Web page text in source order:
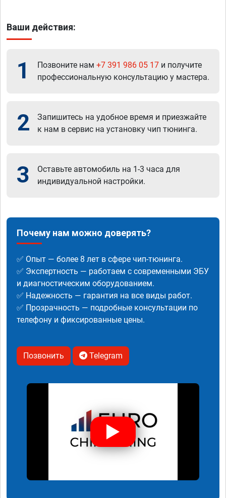
Ваши действия:
1 Позвоните нам +7 391 986 05 17 и получите
профессиональную консультацию у мастера.
2
Запишитесь на удобное время и приезжайте
к нам в сервис на установку чип тюнинга.
3
Оставьте автомобиль на 1-3 часа для
индивидуальной настройки.
Почему нам можно доверять?
✅ Опыт — более 8 лет в сфере чип-тюнинга.
✅ Экспертность — работаем с современными ЭБУ
и диагностическим оборудованием.
✅ Надежность — гарантия на все виды работ.
✅ Прозрачность — подробные консультации по
телефону и фиксированные цены.
Позвонить Telegram